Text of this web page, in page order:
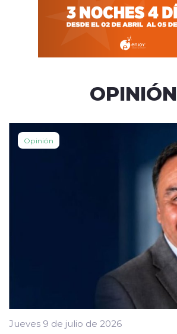
OPINIÓN
Opinión
Jueves 9 de julio de 2026